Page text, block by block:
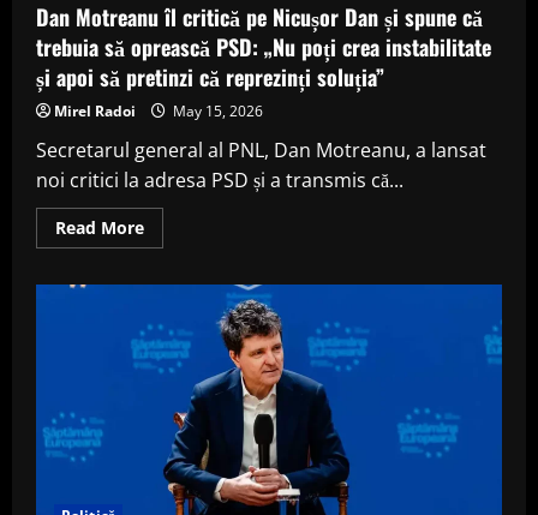
Dan Motreanu îl critică pe Nicușor Dan și spune că
trebuia să oprească PSD: „Nu poți crea instabilitate
și apoi să pretinzi că reprezinți soluția”
Mirel Radoi May 15, 2026
Secretarul general al PNL, Dan Motreanu, a lansat
noi critici la adresa PSD și a transmis că...
Read MoreRead
more
critică
pe
Nicușor
Dan
spune
trebuia
oprească
PSD: